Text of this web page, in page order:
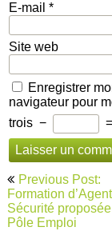
E-mail *
Site web
Enregistrer
navigateur pour
trois − =
Navigation
de
l’article
Previous Post:
Formation
Sécurité
Pôle Emploi